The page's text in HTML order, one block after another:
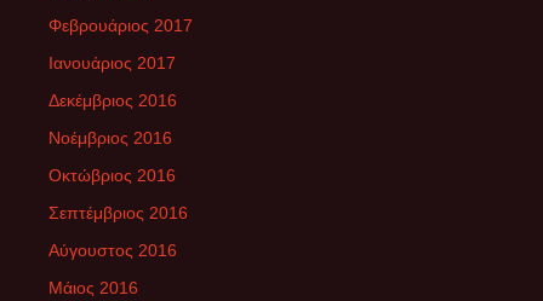
Φεβρουάριος 2017
Ιανουάριος 2017
Δεκέμβριος 2016
Νοέμβριος 2016
Οκτώβριος 2016
Σεπτέμβριος 2016
Αύγουστος 2016
Μάιος 2016